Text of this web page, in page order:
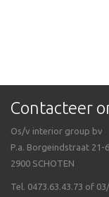
Contacteer
Os/v interior group bv
P.a. Borgeindstraat 21-6
2900 SCHOTEN
Tel. 0473.63.43.73 of